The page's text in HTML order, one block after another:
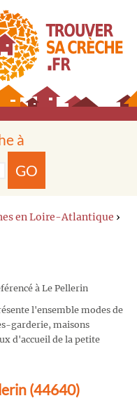
à
GO
en Loire-Atlantique ›
à Le Pellerin
l'ensemble modes de
garderie, maisons
d'accueil de la petite
(44640)